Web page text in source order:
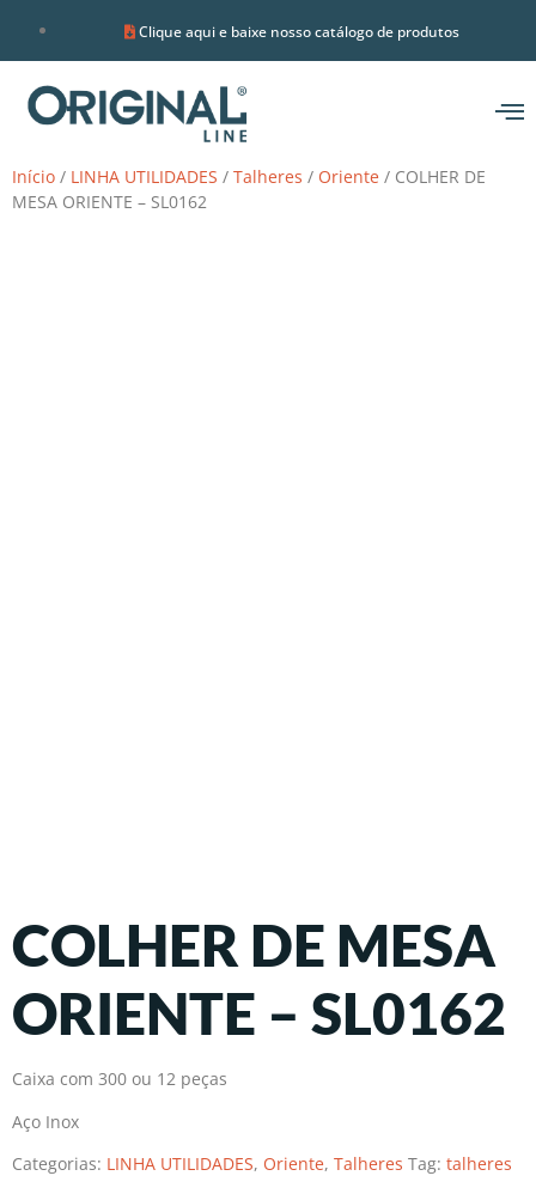
Clique aqui e baixe nosso catálogo de produtos
Início / LINHA UTILIDADES / Talheres / Oriente / COLHER DE
MESA ORIENTE – SL0162
COLHER DE MESA
ORIENTE – SL0162
Caixa com 300 ou 12 peças
Aço Inox
Categorias: LINHA UTILIDADES, Oriente, Talheres Tag: talheres